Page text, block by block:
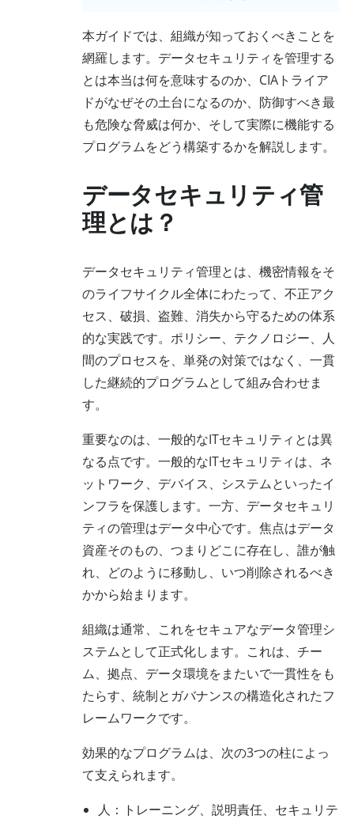
本ガイドでは、組織が知っておくべきことを
網羅します。データセキュリティを管理する
とは本当は何を意味するのか、CIAトライア
ドがなぜその土台になるのか、防御すべき最
も危険な脅威は何か、そして実際に機能する
プログラムをどう構築するかを解説します。
データセキュリティ管
理とは？
データセキュリティ管理とは、機密情報をそ
のライフサイクル全体にわたって、不正アク
セス、破損、盗難、消失から守るための体系
的な実践です。ポリシー、テクノロジー、人
間のプロセスを、単発の対策ではなく、一貫
した継続的プログラムとして組み合わせま
す。
重要なのは、一般的なITセキュリティとは異
なる点です。一般的なITセキュリティは、ネ
ットワーク、デバイス、システムといったイ
ンフラを保護します。一方、データセキュリ
ティの管理はデータ中心です。焦点はデータ
資産そのもの、つまりどこに存在し、誰が触
れ、どのように移動し、いつ削除されるべき
かから始まります。
組織は通常、これをセキュアなデータ管理シ
ステムとして正式化します。これは、チー
ム、拠点、データ環境をまたいで一貫性をも
たらす、統制とガバナンスの構造化されたフ
レームワークです。
効果的なプログラムは、次の3つの柱によっ
て支えられます。
人：トレーニング、説明責任、セキュリテ